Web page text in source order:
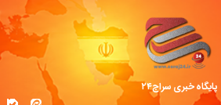
پایگاه خبری سراج۲۴